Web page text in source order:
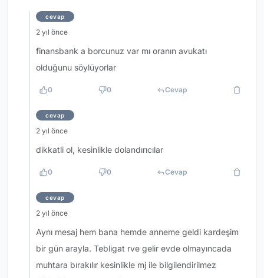
cevap
2 yıl önce
finansbank a borcunuz var mı oranın avukatı
olduğunu söylüyorlar
0 0 Cevap
cevap
2 yıl önce
dikkatli ol, kesinlikle dolandırıcılar
0 0 Cevap
cevap
2 yıl önce
Aynı mesaj hem bana hemde anneme geldi kardeşim
bir gün arayla. Tebligat rve gelir evde olmayıncada
muhtara bırakılır kesinlikle mj ile bilgilendirilmez